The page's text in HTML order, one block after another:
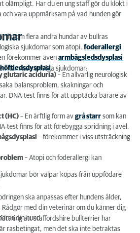
olämpligt. Har du en ung staff gör du klokt i
vara uppmärksam på vad hunden gör
liksom flera andra hundar av bullras
sjukdomar som atopi, foderallergi
förekommer även armbågsledsdysplasi
höftledsdysplasi.
har vissa ärftliga sjukdomar:
glutaric aciduria) – En allvarlig neurologisk
balansproblem, skakningar och
DNA-test finns för att upptäcka bärare av
(HC) – En ärftlig form av grå starr som kan
test finns för att förebygga spridning i avel.
– förekommer i viss utsträckning
– Atopi och foderallergi kan
bör valpar köpas från uppfödare
ska anpassas efter hundens ålder,
med din veterinär om du känner dig
din hund.
att staffordshire bullterrier har
rasbetingat, men det ska inte betraktas